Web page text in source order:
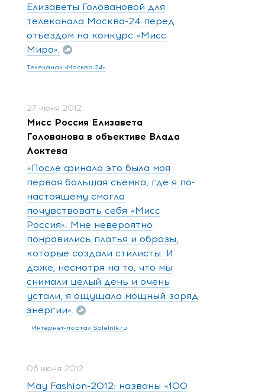
Елизаветы Головановой для
телеканала Москва-24 перед
отъездом на конкурс «Мисс
Мира».
Телеканал «Москва 24»
27 июня 2012
Мисс Россия Елизавета
Голованова в объективе Влада
Локтева
«После финала это была моя
первая большая съемка, где я по-
настоящему смогла
почувствовать себя «Мисс
Россия». Мне невероятно
понравились платья и образы,
которые создали стилисты. И
даже, несмотря на то, что мы
снимали целый день и очень
устали, я ощущала мощный заряд
энергии».
Интернет-портал Spletnik.ru
06 июня 2012
May Fashion-2012: названы «100